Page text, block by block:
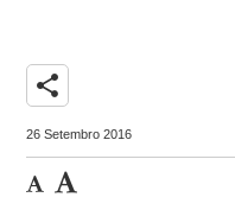
share
26 Setembro 2016